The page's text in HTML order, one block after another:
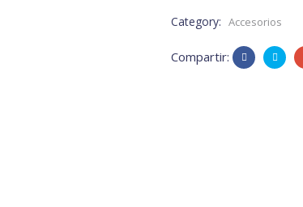
Category: Accesorios
Compartir: